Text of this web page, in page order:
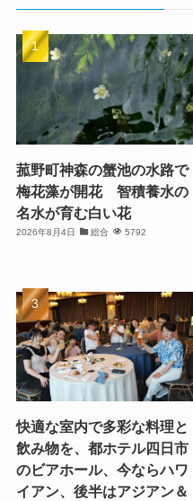
菰野町神森の蟹池の水路で
梅花藻が開花 智積養水の
名水が育む白い花
2026年8月4日 総合 5792
快適な室内で多彩な料理と
飲み物を、都ホテル四日市
のビアホール、今ならハワ
イアン、後半はアジアン＆